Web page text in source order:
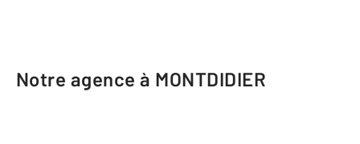
Notre agence à MONTDIDIER